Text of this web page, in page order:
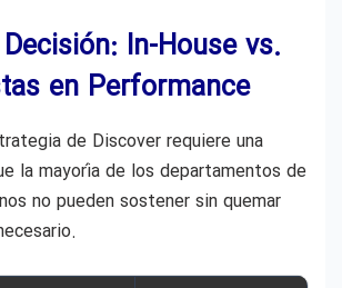
In-House vs.
en Performance
de Discover requiere una
la mayoría de los departamentos de
no pueden sostener sin quemar